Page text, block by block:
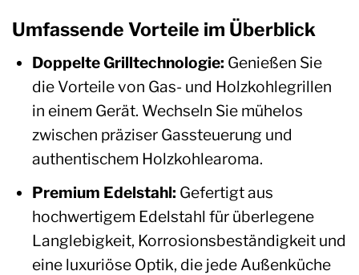
Umfassende Vorteile im Überblick
Doppelte Grilltechnologie: Genießen Sie
die Vorteile von Gas- und Holzkohlegrillen
in einem Gerät. Wechseln Sie mühelos
zwischen präziser Gassteuerung und
authentischem Holzkohlearoma.
Premium Edelstahl: Gefertigt aus
hochwertigem Edelstahl für überlegene
Langlebigkeit, Korrosionsbeständigkeit und
eine luxuriöse Optik, die jede Außenküche